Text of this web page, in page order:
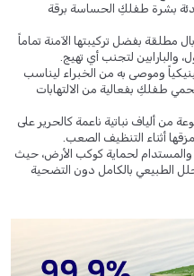
بشرة طفلكِ الحساسة برقة
مطلقة بفضل تركيبتها الآمنة تماماً
والبارابين لتجنب أي تهيج.
وموصى به من الخبراء ليناسب
طفلكِ بفعالية من الالتهابات
من ألياف نباتية ناعمة كالحرير على
أثناء التنظيف الصعب.
والمستدام لحماية كوكب الأرض، حيث
الطبيعي بالكامل دون التضحية